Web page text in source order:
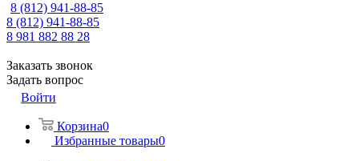
8 (812) 941-88-85
8 (812) 941-88-85
8 981 882 88 28
Заказать звонок
Задать вопрос
Войти
Корзина0
Избранные товары0